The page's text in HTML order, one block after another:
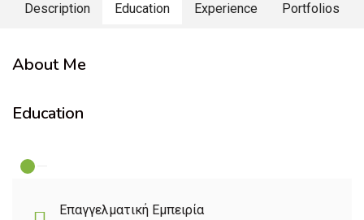
Description Education Experience Portfolios
About Me
Education
Επαγγελματική Εμπειρία